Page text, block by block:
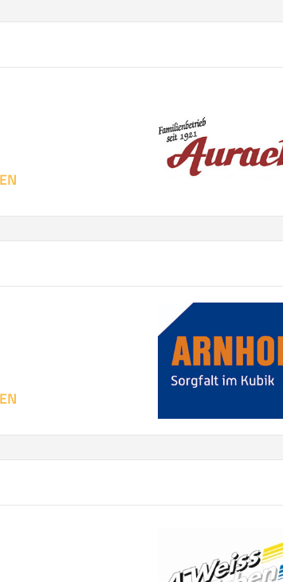
Zeit pro Mitarbeiter
Stunden
Gesamt-
ICH MÖCHTE ANGEBOTE ANFORDERN